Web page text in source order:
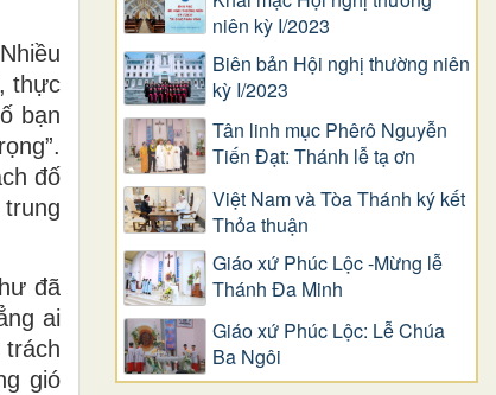
thực
bạn
đố
đã
ai
gió
niên kỳ I/2023
Biên bản Hội nghị thường niên
kỳ I/2023
Tân linh mục Phêrô Nguyễn
Tiến Đạt: Thánh lễ tạ ơn
Việt Nam và Tòa Thánh ký kết
Thỏa thuận
Giáo xứ Phúc Lộc -Mừng lễ
Thánh Đa Minh
Giáo xứ Phúc Lộc: Lễ Chúa
Ba Ngôi